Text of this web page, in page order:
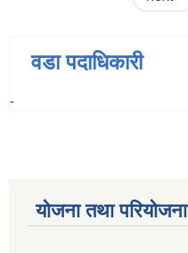
वडा पदाधिकारी
-
योजना तथा परियोजना